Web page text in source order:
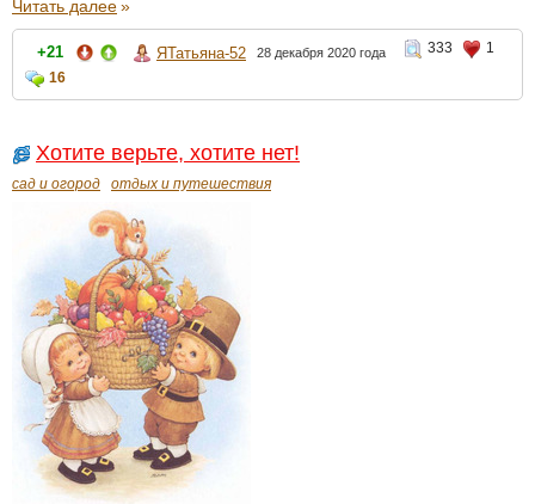
Читать далее»
+21 ЯТатьяна-52 28 декабря 2020 года 333
1
16
Хотите верьте, хотите нет!
сад и огород отдых и путешествия